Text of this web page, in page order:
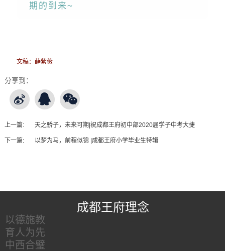
期的到来~
文稿：薛紫薇
分享到：
上一篇: 天之骄子，未来可期|祝成都王府初中部2020届学子中考大捷
下一篇: 以梦为马，前程似锦 |成都王府小学毕业生特辑
成都王府理念
以德施教
育人为先
中西合璧